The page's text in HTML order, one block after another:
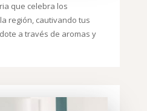
que celebra los
región, cautivando tus
a través de aromas y